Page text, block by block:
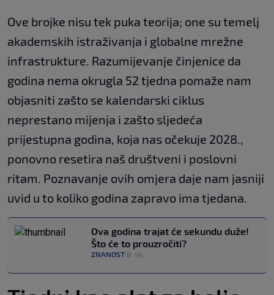
Ove brojke nisu tek puka teorija; one su temelj
akademskih istraživanja i globalne mrežne
infrastrukture. Razumijevanje činjenice da
godina nema okrugla 52 tjedna pomaže nam
objasniti zašto se kalendarski ciklus
neprestano mijenja i zašto sljedeća
prijestupna godina, koja nas očekuje 2028.,
ponovno resetira naš društveni i poslovni
ritam. Poznavanje ovih omjera daje nam jasniji
uvid u to koliko godina zapravo ima tjedana.
Ova godina trajat će sekundu duže!
Što će to prouzročiti?
ZNANOST 8. sij.